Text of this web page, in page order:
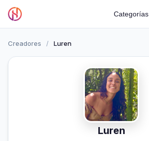
Categorías
Creadores / Luren
Luren